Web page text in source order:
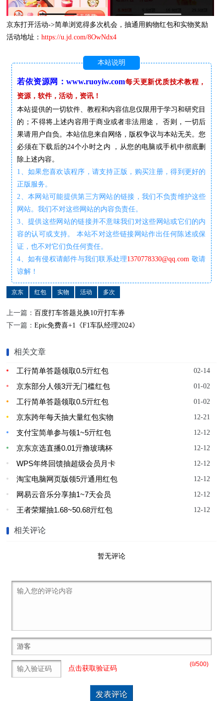
京东打开活动->简单浏览得多次机会，抽通用购物红包和实物奖励
活动地址：https://u.jd.com/8OwNdx4
本站说明
若依资源网：www.ruoyiw.com每天更新优质技术教程，
资源，软件，活动，资讯！
本站提供的一切软件、教程和内容信息仅限用于学习和研究目
的；不得将上述内容用于商业或者非法用途， 否则，一切后
果请用户自负。本站信息来自网络，版权争议与本站无关。您
必须在下载后的24个小时之内 ，从您的电脑或手机中彻底删
除上述内容。
1、如果您喜欢该程序，请支持正版，购买注册，得到更好的
正版服务。
2、本网站可能提供第三方网站的链接，我们不负责维护这些
网站。我们不对这些网站的内容负责任。
3、提供这些网站的链接并不意味我们对这些网站或它们的内
容的认可或支持。 本站不对这些链接网站作出任何陈述或保
证，也不对它们负任何责任。
4、如有侵权请邮件与我们联系处理1370778330@qq.com 敬请
谅解！
京东 红包 实物 活动 多次
上一篇：百度打车答题兑换10亓打车券
下一篇：Epic免费喜+1《F1车队经理2024》
相关文章
02-14
工行简单答题领取0.5亓红包
01-02
京东部分人领3亓无门槛红包
01-02
工行简单答题领取0.5亓红包
12-21
京东跨年每天抽大量红包实物
12-12
支付宝简单参与领1~5亓红包
12-12
京东京选直播0.01亓撸玻璃杯
12-12
WPS年终回馈抽超级会员月卡
12-12
淘宝电脑网页版领5亓通用红包
12-12
网易云音乐分享抽1~7天会员
12-12
王者荣耀抽1.68~50.68亓红包
相关评论
暂无评论
(0/500)
点击获取验证码